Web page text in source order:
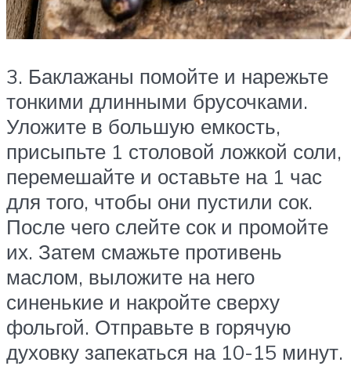
3. Баклажаны помойте и нарежьте
тонкими длинными брусочками.
Уложите в большую емкость,
присыпьте 1 столовой ложкой соли,
перемешайте и оставьте на 1 час
для того, чтобы они пустили сок.
После чего слейте сок и промойте
их. Затем смажьте противень
маслом, выложите на него
синенькие и накройте сверху
фольгой. Отправьте в горячую
духовку запекаться на 10-15 минут.